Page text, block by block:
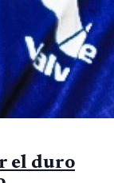
el duro